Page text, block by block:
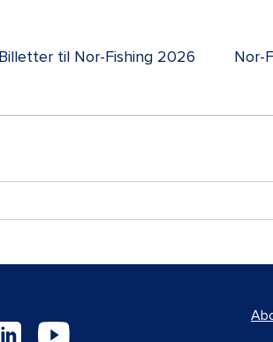
Billetter til Nor-Fishing 2026 Nor-